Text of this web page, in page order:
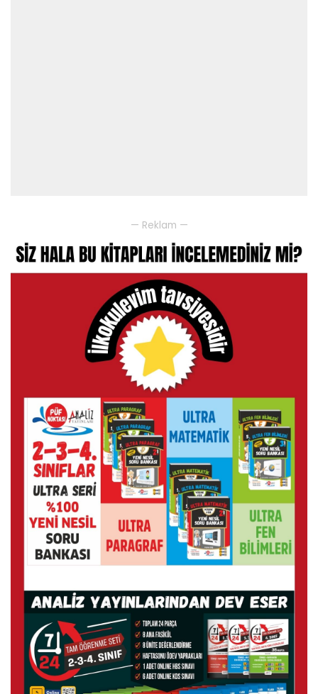
— Reklam —